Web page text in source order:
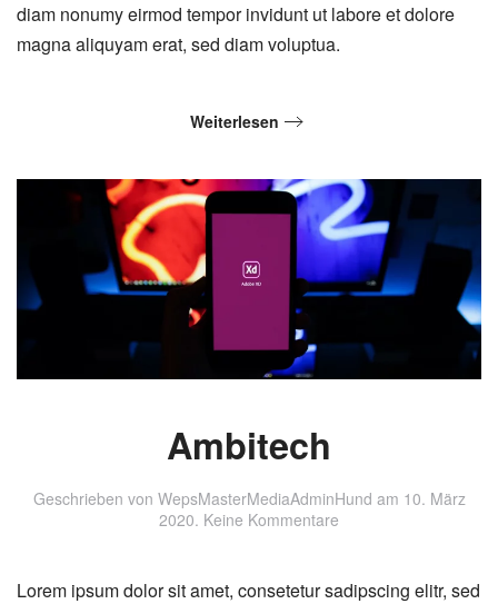
diam nonumy eirmod tempor invidunt ut labore et dolore
magna aliquyam erat, sed diam voluptua.
Weiterlesen
Ambitech
Geschrieben von WepsMasterMediaAdminHund am 10. März
2020. Keine Kommentare
Lorem ipsum dolor sit amet, consetetur sadipscing elitr, sed